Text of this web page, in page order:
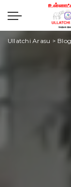
Ullatchi Arasu > Blog